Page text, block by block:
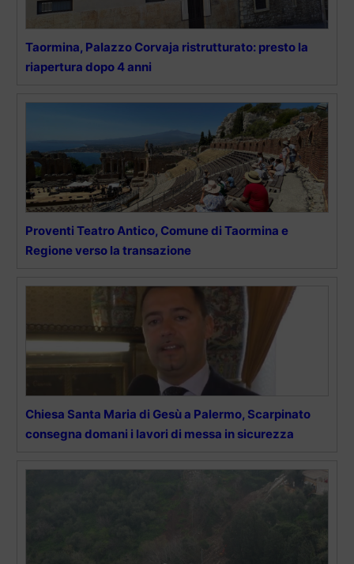
Taormina, Palazzo Corvaja ristrutturato: presto la
riapertura dopo 4 anni
Proventi Teatro Antico, Comune di Taormina e
Regione verso la transazione
Chiesa Santa Maria di Gesù a Palermo, Scarpinato
consegna domani i lavori di messa in sicurezza